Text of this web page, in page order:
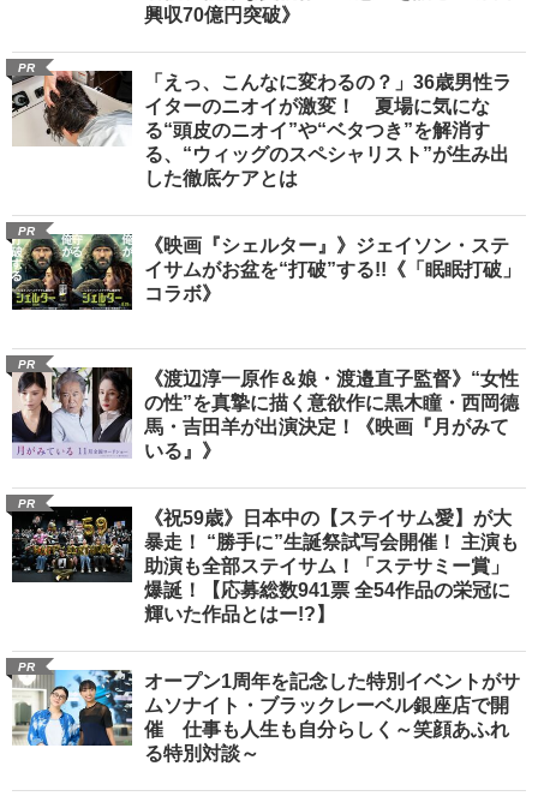
興収70億円突破》
PR
「えっ、こんなに変わるの？」36歳男性ラ
イターのニオイが激変！ 夏場に気にな
る“頭皮のニオイ”や“ベタつき”を解消す
る、“ウィッグのスペシャリスト”が生み出
した徹底ケアとは
PR
《映画『シェルター』》ジェイソン・ステ
イサムがお盆を“打破”する!!《「眠眠打破」
コラボ》
PR
《渡辺淳一原作＆娘・渡邉直子監督》“女性
の性”を真摯に描く意欲作に黒木瞳・西岡德
馬・吉田羊が出演決定！《映画『月がみて
いる』》
PR
《祝59歳》日本中の【ステイサム愛】が大
暴走！ “勝手に”生誕祭試写会開催！ 主演も
助演も全部ステイサム！「ステサミー賞」
爆誕！【応募総数941票 全54作品の栄冠に
輝いた作品とはー!?】
PR
オープン1周年を記念した特別イベントがサ
ムソナイト・ブラックレーベル銀座店で開
催 仕事も人生も自分らしく～笑顔あふれ
る特別対談～